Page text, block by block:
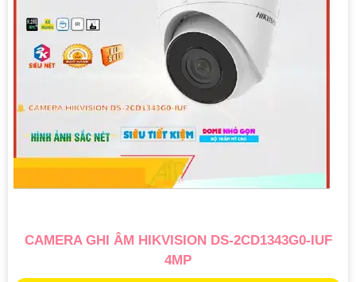
CAMERA GHI ÂM HIKVISION DS-2CD1343G0-IUF
4MP